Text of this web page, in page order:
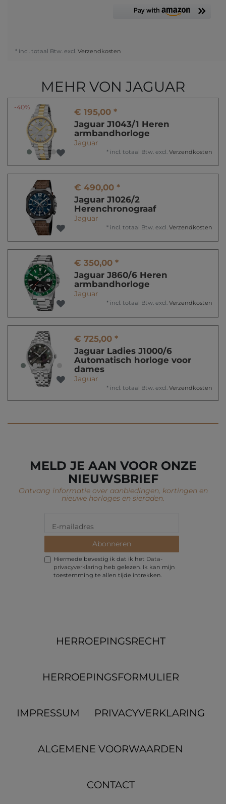
* incl. totaal Btw. excl. Verzendkosten
MEHR VON JAGUAR
-40%
€ 195,00 *
Jaguar J1043/1 Heren
armbandhorloge
Jaguar
* incl. totaal Btw. excl. Verzendkosten
€ 490,00 *
Jaguar J1026/2
Herenchronograaf
Jaguar
* incl. totaal Btw. excl. Verzendkosten
€ 350,00 *
Jaguar J860/6 Heren
armbandhorloge
Jaguar
* incl. totaal Btw. excl. Verzendkosten
€ 725,00 *
Jaguar Ladies J1000/6
Automatisch horloge voor
dames
Jaguar
* incl. totaal Btw. excl. Verzendkosten
MELD JE AAN VOOR ONZE
NIEUWSBRIEF
Ontvang informatie over aanbiedingen, kortingen en
nieuwe horloges en sieraden.
Abonneren
Hiermede bevestig ik dat ik het Data­
privacy­verklaring heb gelezen. Ik kan mijn
toestemming te allen tijde intrekken.
HERROEPINGS­RECHT
HERROEPINGS­FORMULIER
IMPRESSUM PRIVACYVERKLARING
ALGEMENE VOORWAARDEN
CONTACT